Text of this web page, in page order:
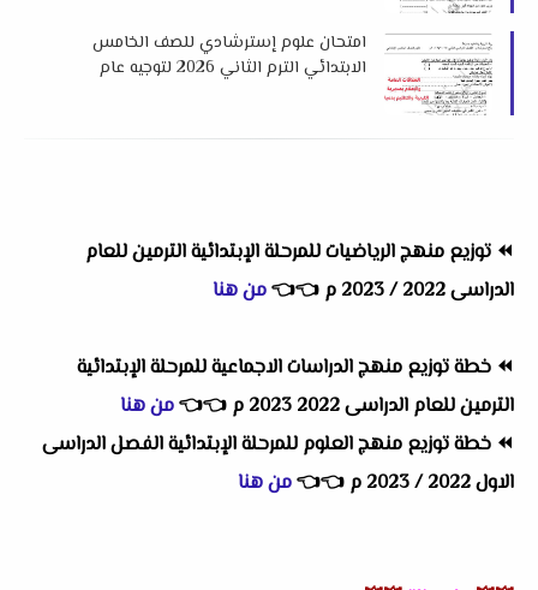
امتحان علوم إسترشادي للصف الخامس
الابتدائي الترم الثاني 2026 لتوجيه عام
⏪ توزيع منهج الرياضيات للمرحلة الإبتدائية الترمين للعام
الدراسى 2022 / 2023 م
👈
👈من هنا
⏪ خطة توزيع منهج الدراسات الاجماعية للمرحلة الإبتدائية
الترمين للعام الدراسى 2022 2023 م
👈
👈من هنا
⏪ خطة توزيع منهج العلوم للمرحلة الإبتدائية الفصل الدراسى
الاول 2022 / 2023 م
👈
👈من هنا